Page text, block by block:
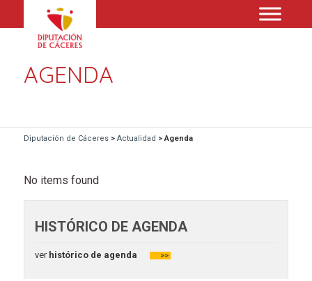
AGENDA
Diputación de Cáceres> Actualidad >Agenda
No items found
HISTÓRICO DE AGENDA
verhistórico de agenda >>